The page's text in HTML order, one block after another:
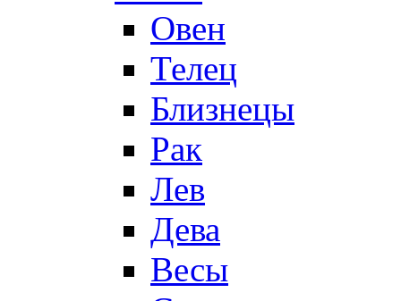
Овен
Телец
Близнецы
Рак
Лев
Дева
Весы